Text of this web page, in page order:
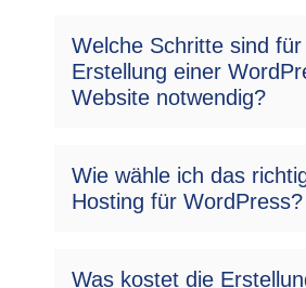
Welche Schritte sind für
Erstellung einer
Website notwendig?
Wie wähle ich das
Hosting für WordPress?
Was kostet die